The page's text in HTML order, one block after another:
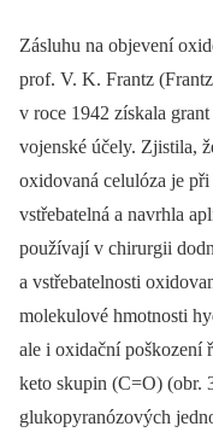
Zásluhu na objevení
prof. V. K. Frantz
v roce 1942 získala
vojenské účely. Zjistila,
oxidovaná celulóza je
vstřebatelná a navrhla
používají v chirurgii
a vstřebatelnosti
molekulové hmotnosti
ale i oxidační poškození
keto skupin (C=O) (obr.
glukopyranózových